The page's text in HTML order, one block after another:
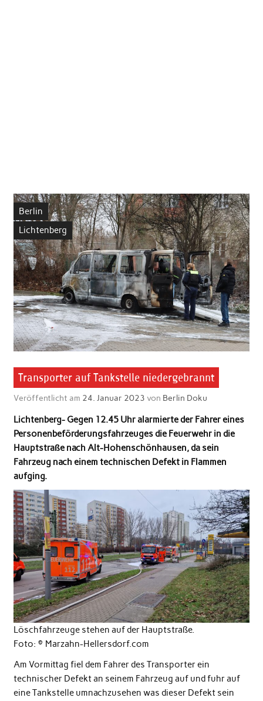
Berlin
Lichtenberg
Transporter auf Tankstelle niedergebrannt
Veröffentlicht am 24. Januar 2023 von Berlin Doku
Lichtenberg- Gegen 12.45 Uhr alarmierte der Fahrer eines
Personenbeförderungsfahrzeuges die Feuerwehr in die
Hauptstraße nach Alt-Hohenschönhausen, da sein
Fahrzeug nach einem technischen Defekt in Flammen
aufging.
Löschfahrzeuge stehen auf der Hauptstraße.
Foto: ©️ Marzahn-Hellersdorf.com
Am Vormittag fiel dem Fahrer des Transporter ein
technischer Defekt an seinem Fahrzeug auf und fuhr auf
eine Tankstelle umnachzusehen was dieser Defekt sein